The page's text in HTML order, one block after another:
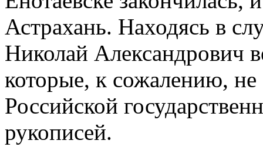
Астрахань. Находясь в
Николай Александрович
которые, к сожалению,
Российской
рукописей.